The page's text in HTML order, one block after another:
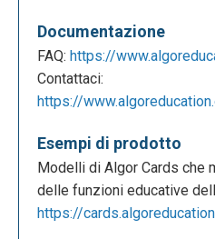
Documentazione
FAQ: https://
Contattaci:
https://
Esempi di prodotto
Modelli di Algor Cards che
delle funzioni educative
https://